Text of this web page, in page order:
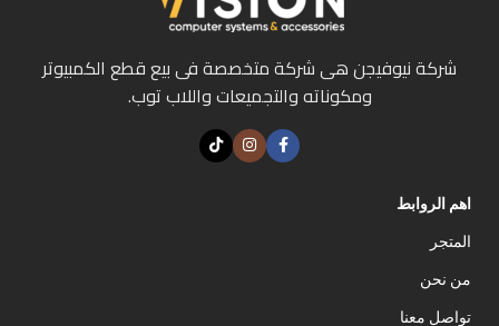
شركة نيوفيجن هى شركة متخصصة فى بيع قطع الكمبيوتر
ومكوناته والتجميعات واللاب توب.
اهم الروابط
المتجر
من نحن
تواصل معنا